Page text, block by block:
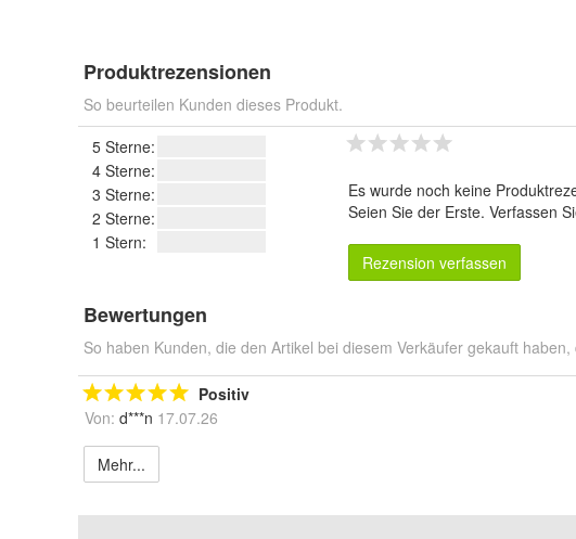
Produktrezensionen
So beurteilen Kunden dieses Produkt.
5 Sterne:
4 Sterne:
3 Sterne:
2 Sterne:
1 Stern:
Es wurde noch keine
Seien Sie der Erste. Verfassen
Rezension verfassen
Bewertungen
So haben Kunden, die den Artikel bei diesem Verkäufer gekauft
Positiv
Von: d***n 17.07.26
Mehr...